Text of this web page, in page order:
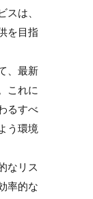
スは、
を目指
、最新
これに
るすべ
う環境
なリス
率的な